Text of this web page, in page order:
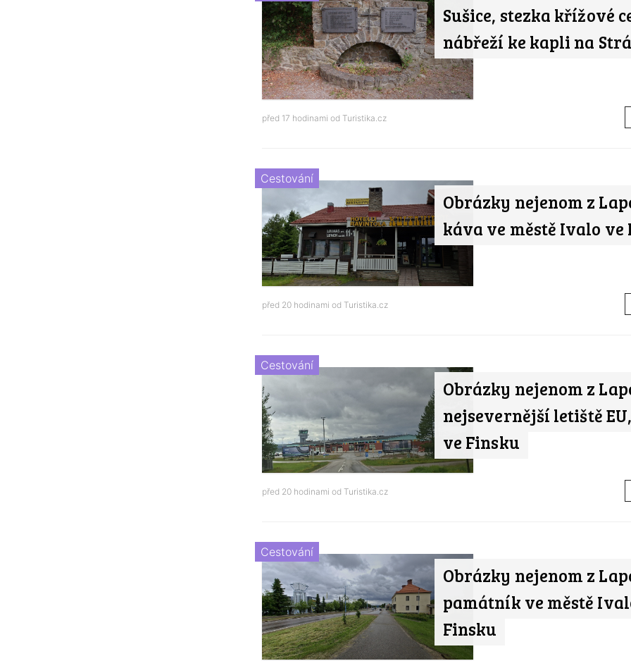
Sušice, stezka křížové
nábřeží ke kapli na
před 17 hodinami od Turistika.cz
Obrázky nejenom z
káva ve městě Ivalo ve
Cestování
před 20 hodinami od Turistika.cz
Obrázky nejenom z
nejsevernější letiště
ve Finsku
Cestování
před 20 hodinami od Turistika.cz
Obrázky nejenom z
památník ve městě
Finsku
Cestování